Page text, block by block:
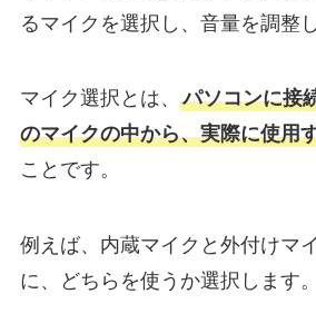
るマイクを選択し、音量を調整し
マイク選択とは、 パソコンに接
のマイクの中から、実際に使用
ことです。
例えば、内蔵マイクと外付けマ
に、どちらを使うか選択します。